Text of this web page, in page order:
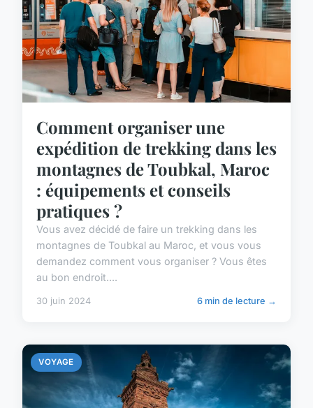
Comment organiser une
expédition de trekking dans les
montagnes de Toubkal, Maroc
: équipements et conseils
pratiques ?
Vous avez décidé de faire un trekking dans les
montagnes de Toubkal au Maroc, et vous vous
demandez comment vous organiser ? Vous êtes
au bon endroit....
30 juin 2024 6 min de lecture →
VOYAGE